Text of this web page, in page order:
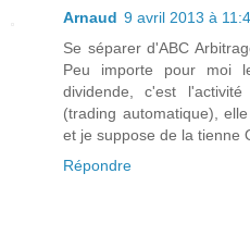
Arnaud 9 avril 2013 à
Se séparer d'ABC
Peu importe pour moi
dividende, c'est
(trading automatique),
et je suppose de la tienne
Répondre